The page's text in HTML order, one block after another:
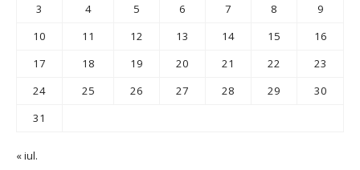
3
4 5 6 7 8
9
10
11 12 13 14 15
16
17
18 19 20 21 22
23
24
25 26 27 28 29
30
31
« iul.